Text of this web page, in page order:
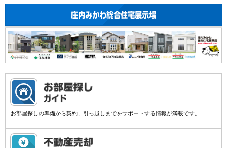
お部屋探しの準備から契約、引っ越しまでをサポートする情報が満載です。